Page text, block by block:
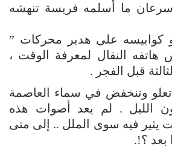
سرعان ما أسلمه فريسة تنهشه
على هدير محركات ”
هاتفه النقال لمعرفة الوقت ،
قبل الفجر .
وتنخفض في سماء العاصمة
الليل . لم يعد أصوات هذه
يثير فيه سوى الملل .. إلى متى
بعد ؟!.